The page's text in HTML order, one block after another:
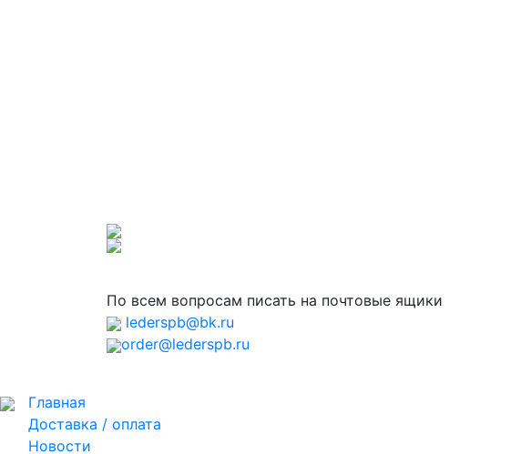
По всем вопросам писать на почтовые ящики
lederspb@bk.ru
order@lederspb.ru
Главная
Доставка / оплата
Новости